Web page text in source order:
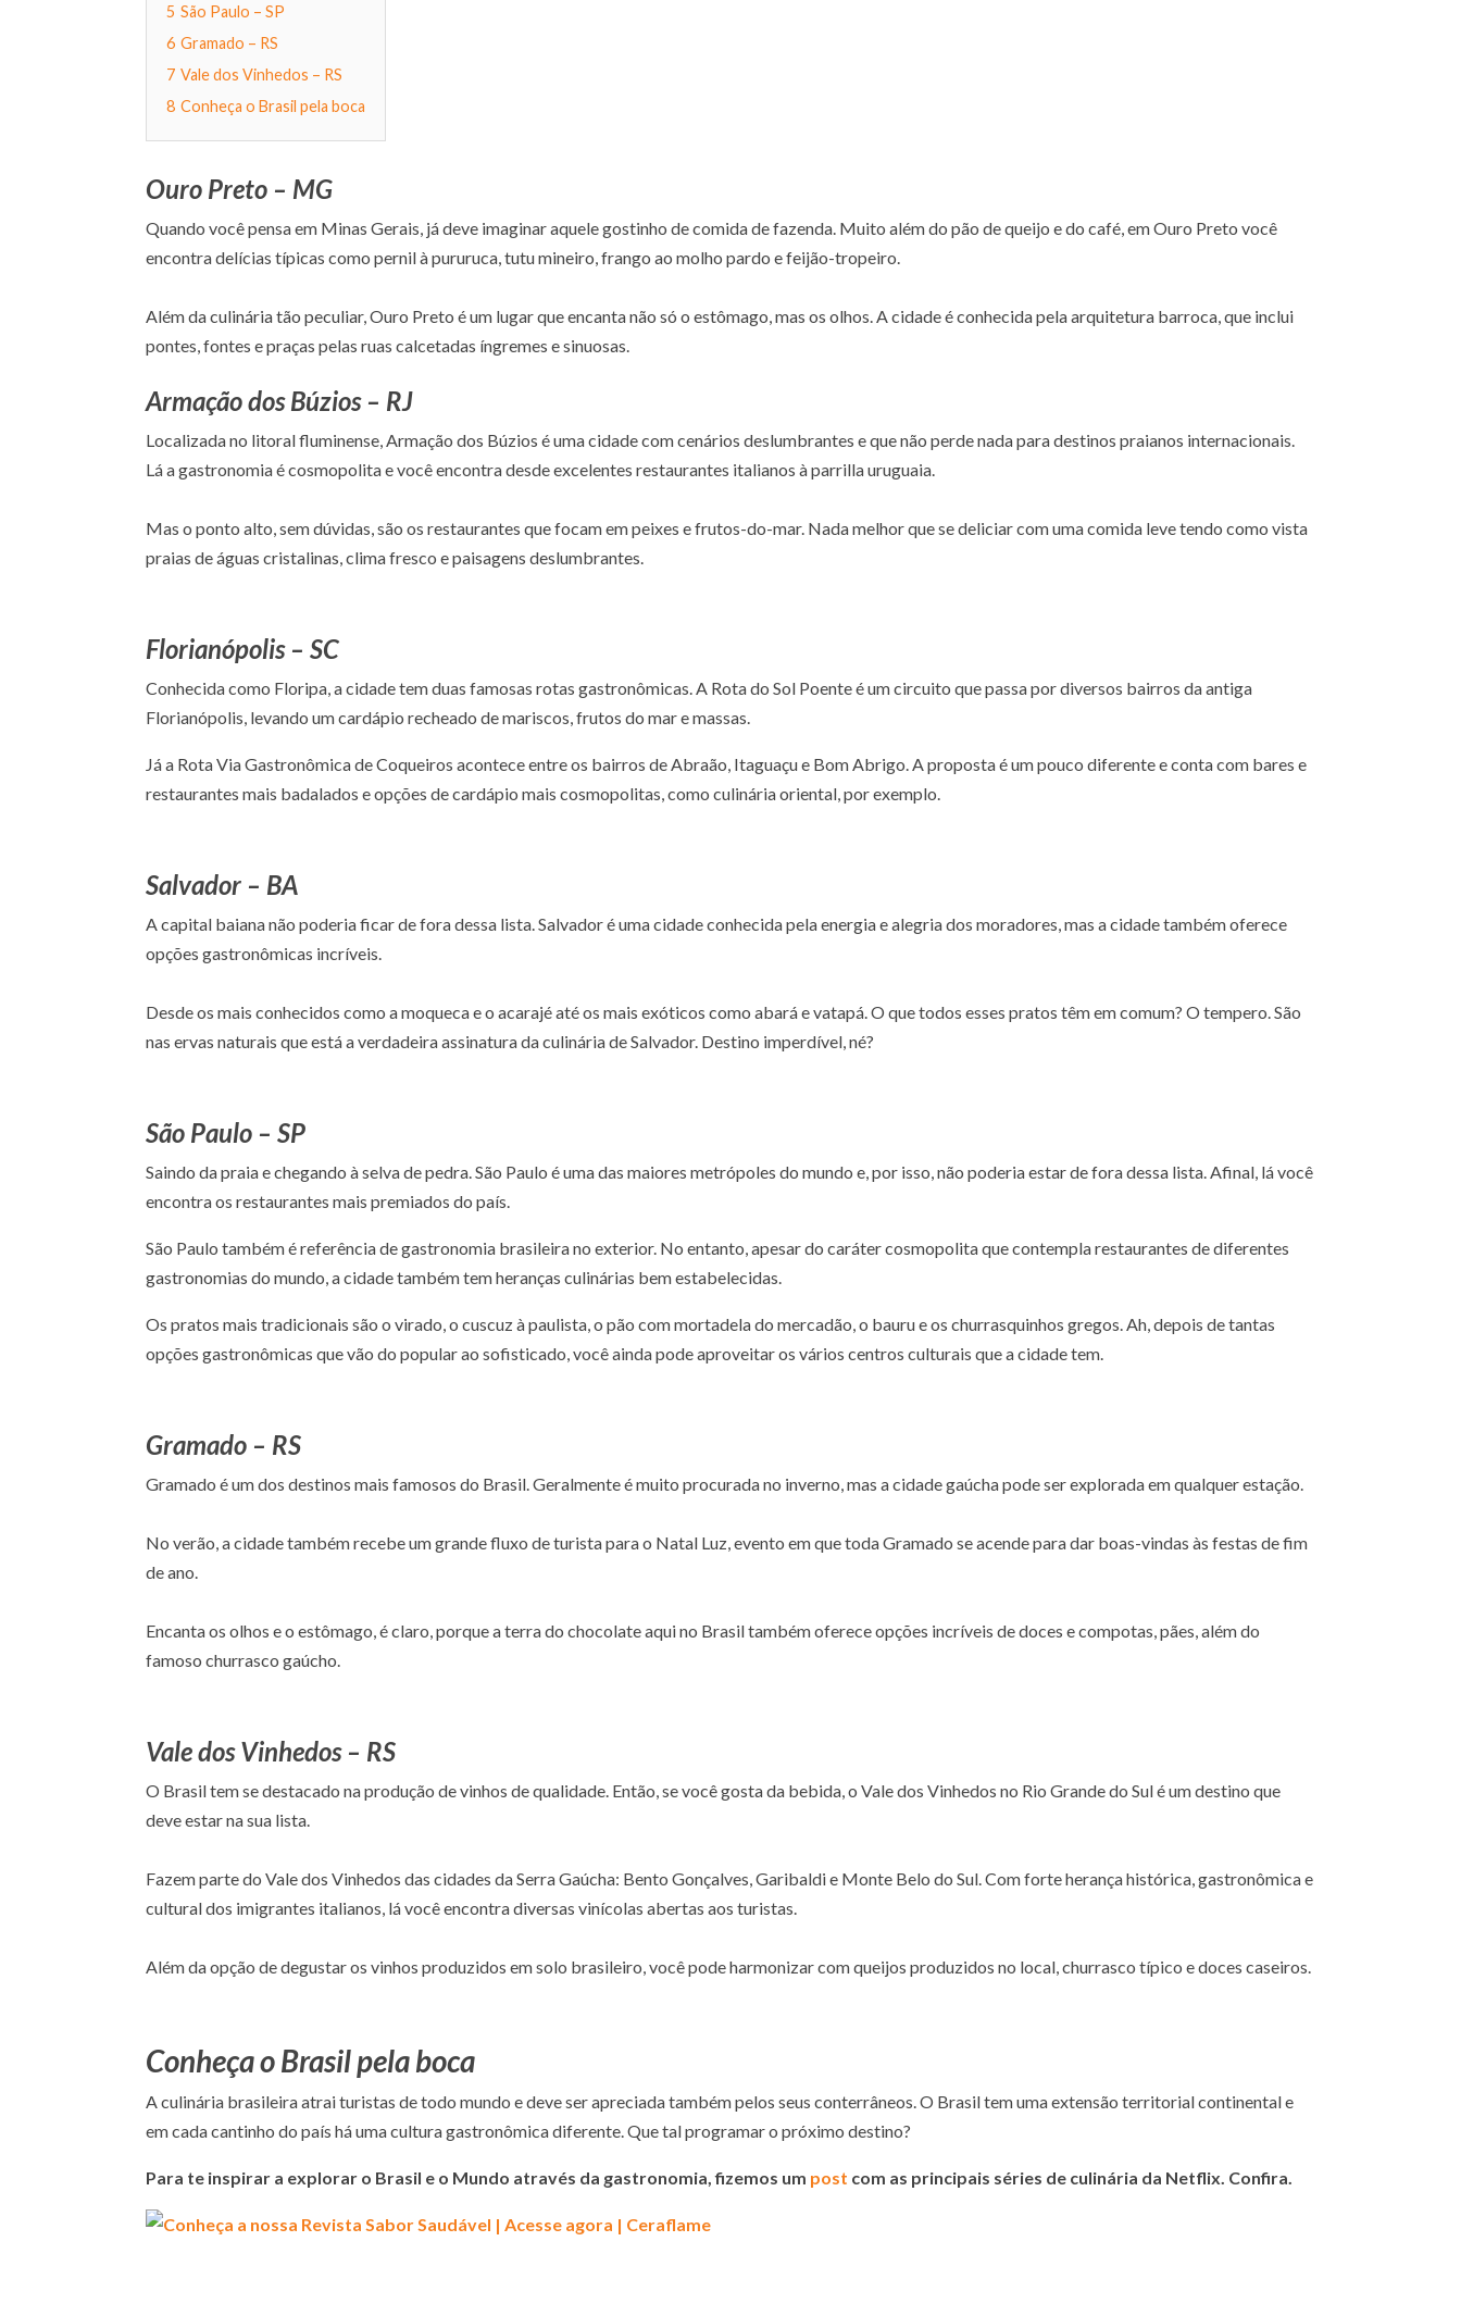
5 São Paulo – SP
6 Gramado – RS
7 Vale dos Vinhedos – RS
8 Conheça o Brasil pela boca
Ouro Preto – MG
Quando você pensa em Minas Gerais, já deve imaginar aquele gostinho de comida de fazenda. Muito além do pão de queijo e do café, em Ouro Preto você
encontra delícias típicas como pernil à pururuca, tutu mineiro, frango ao molho pardo e feijão-tropeiro.
Além da culinária tão peculiar, Ouro Preto é um lugar que encanta não só o estômago, mas os olhos. A cidade é conhecida pela arquitetura barroca, que inclui
pontes, fontes e praças pelas ruas calcetadas íngremes e sinuosas.
Armação dos Búzios – RJ
Localizada no litoral fluminense, Armação dos Búzios é uma cidade com cenários deslumbrantes e que não perde nada para destinos praianos internacionais.
Lá a gastronomia é cosmopolita e você encontra desde excelentes restaurantes italianos à parrilla uruguaia.
Mas o ponto alto, sem dúvidas, são os restaurantes que focam em peixes e frutos-do-mar. Nada melhor que se deliciar com uma comida leve tendo como vista
praias de águas cristalinas, clima fresco e paisagens deslumbrantes.
Florianópolis – SC
Conhecida como Floripa, a cidade tem duas famosas rotas gastronômicas. A Rota do Sol Poente é um circuito que passa por diversos bairros da antiga
Florianópolis, levando um cardápio recheado de mariscos, frutos do mar e massas.
Já a Rota Via Gastronômica de Coqueiros acontece entre os bairros de Abraão, Itaguaçu e Bom Abrigo. A proposta é um pouco diferente e conta com bares e
restaurantes mais badalados e opções de cardápio mais cosmopolitas, como culinária oriental, por exemplo.
Salvador – BA
A capital baiana não poderia ficar de fora dessa lista. Salvador é uma cidade conhecida pela energia e alegria dos moradores, mas a cidade também oferece
opções gastronômicas incríveis.
Desde os mais conhecidos como a moqueca e o acarajé até os mais exóticos como abará e vatapá. O que todos esses pratos têm em comum? O tempero. São
nas ervas naturais que está a verdadeira assinatura da culinária de Salvador. Destino imperdível, né?
São Paulo – SP
Saindo da praia e chegando à selva de pedra. São Paulo é uma das maioresmetrópoles do mundo e, por isso, não poderia estar de fora dessa lista. Afinal, lá você
encontra os restaurantes mais premiados do país.
São Paulo também é referência de gastronomia brasileira no exterior. No entanto, apesar do caráter cosmopolita que contempla restaurantes de diferentes
gastronomias do mundo, a cidade também tem heranças culinárias bem estabelecidas.
Os pratos mais tradicionais são o virado, o cuscuz à paulista, o pão com mortadela do mercadão, o bauru e os churrasquinhos gregos. Ah, depois de tantas
opções gastronômicas que vão do popular ao sofisticado, você ainda pode aproveitar os vários centros culturais que a cidade tem.
Gramado – RS
Gramado é um dos destinos mais famosos do Brasil. Geralmente é muito procurada no inverno, mas a cidade gaúcha pode ser explorada em qualquer estação.
No verão, a cidade também recebe um grande fluxo de turista para o Natal Luz, evento em que toda Gramado se acende para dar boas-vindas às festas de fim
de ano.
Encanta os olhos e o estômago, é claro, porque a terra do chocolate aqui no Brasil também oferece opções incríveis de doces e compotas, pães, além do
famoso churrasco gaúcho.
Vale dos Vinhedos – RS
O Brasil tem se destacado na produção de vinhos de qualidade. Então, se você gosta da bebida, o Vale dos Vinhedos no Rio Grande do Sul é um destino que
deve estar na sua lista.
Fazem parte do Vale dos Vinhedos das cidades da Serra Gaúcha: Bento Gonçalves, Garibaldi e Monte Belo do Sul. Com forte herança histórica, gastronômica e
cultural dos imigrantes italianos, lá você encontra diversas vinícolas abertas aos turistas.
Além da opção de degustar os vinhos produzidos em solo brasileiro, você pode harmonizar com queijos produzidos no local, churrasco típico e doces caseiros.
Conheça o Brasil pela boca
A culinária brasileira atrai turistas de todo mundo e deve ser apreciada também pelos seus conterrâneos. O Brasil tem uma extensão territorial continental e
em cada cantinho do país há uma cultura gastronômica diferente. Que tal programar o próximo destino?
Para te inspirar a explorar o Brasil e o Mundo através da gastronomia, fizemos um post com as principais séries de culinária da Netflix. Confira.